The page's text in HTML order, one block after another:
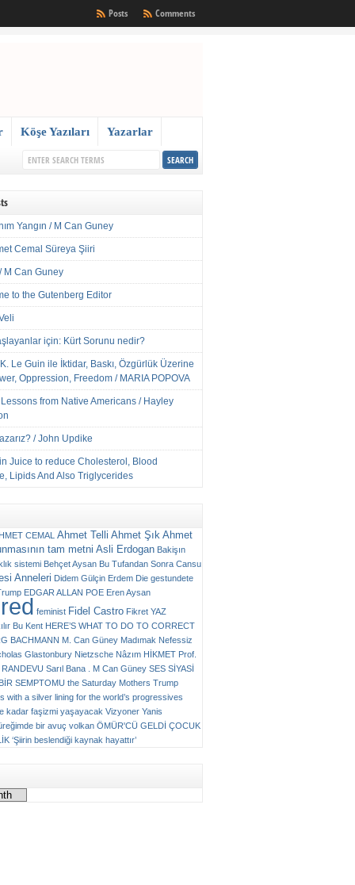
Comments
Posts
Köşe Yazıları Yazarlar
Yangın / M Can Guney
Cemal Süreya Şiiri
M Can Guney
to the Gutenberg Editor
için: Kürt Sorunu nedir?
Le Guin ile İktidar, Baskı, Özgürlük Üzerine
Oppression, Freedom / MARIA POPOVA
from Native Americans / Hayley
/ John Updike
Juice to reduce Cholesterol, Blood
Lipids And Also Triglycerides
CEMAL Ahmet Telli Ahmet Şık Ahmet
tam metni Asli Erdogan Bakişın
sistemi Behçet Aysan Bu Tufandan Sonra Cansu
Anneleri Didem Gülçin Erdem Die gestundete
EDGAR ALLAN POE Eren Aysan
feminist Fidel Castro Fikret YAZ
Bu Kent HERE’S WHAT TO DO TO CORRECT
BACHMANN M. Can Güney Madımak Nefessiz
Glastonbury Nietzsche Nâzım HİKMET Prof.
RANDEVU Sarıl Bana . M Can Güney SES SİYASİ
SEMPTOMU the Saturday Mothers Trump
with a silver lining for the world’s progressives
kadar faşizmi yaşayacak Vizyoner Yanis
bir avuç volkan ÖMÜR'CÜ GELDİ ÇOCUK
‘Şiirin beslendiği kaynak hayattır’